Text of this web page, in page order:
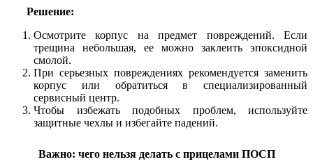
Решение:
Осмотрите корпус на предмет повреждений. Если
трещина небольшая, ее можно заклеить эпоксидной
смолой.
При серьезных повреждениях рекомендуется заменить
корпус или обратиться в специализированный
сервисный центр.
Чтобы избежать подобных проблем, используйте
защитные чехлы и избегайте падений.
Важно: чего нельзя делать с прицелами ПОСП